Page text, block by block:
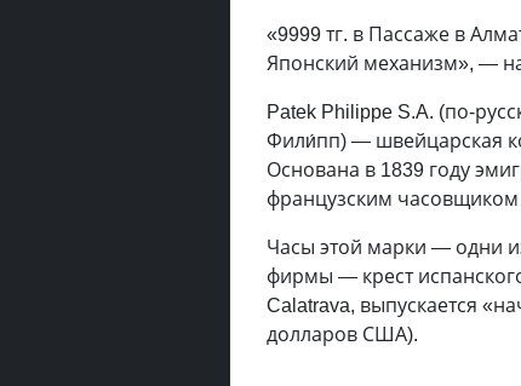
«9999 тг. в Пассаже в
Японский механизм», —
Patek Philippe S.A. (по-
Фили́пп) — швейцарская
Основана в 1839 году
французским
Часы этой марки — одни
фирмы — крест
Calatrava, выпускается
долларов США).